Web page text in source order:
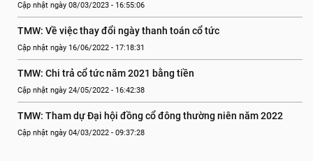
Cập nhật ngày 08/03/2023 - 16:55:06
TMW: Về việc thay đổi ngày thanh toán cổ tức
Cập nhật ngày 16/06/2022 - 17:18:31
TMW: Chi trả cổ tức năm 2021 bằng tiền
Cập nhật ngày 24/05/2022 - 16:42:38
TMW: Tham dự Đại hội đồng cổ đông thường niên năm 2022
Cập nhật ngày 04/03/2022 - 09:37:28